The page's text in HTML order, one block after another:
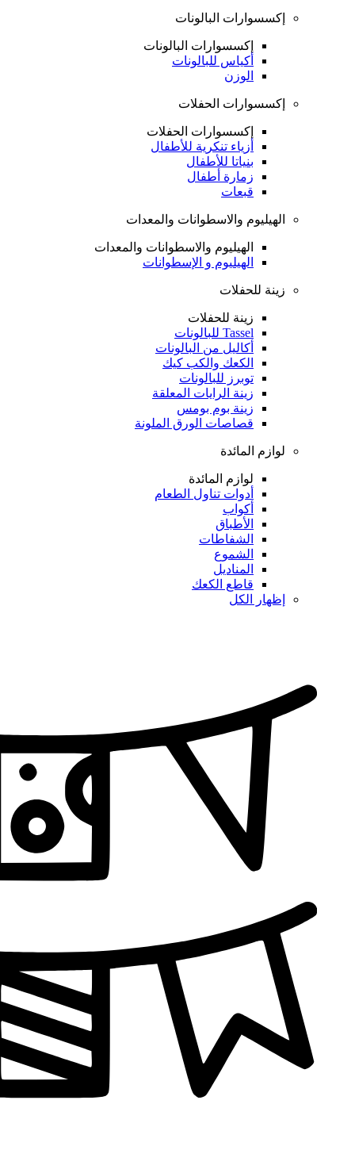
إكسسوارات البالونات
إكسسوارات البالونات
أكياس للبالونات
الوزن
إكسسوارات الحفلات
إكسسوارات الحفلات
أزياء تنكرية للأطفال
بنياتا للأطفال
زمارة أطفال
قبعات
الهيليوم والاسطوانات والمعدات
الهيليوم والاسطوانات والمعدات
الهيليوم و الإسطوانات
زينة للحفلات
زينة للحفلات
Tassel للبالونات
أكاليل من البالونات
الكعك والكب كيك
توبرز للبالونات
زينة الرايات المعلقة
زينة بوم بومس
قصاصات الورق الملونة
لوازم المائدة
لوازم المائدة
أدوات تناول الطعام
أكواب
الأطباق
الشفاطات
الشموع
المناديل
قاطع الكعك
إظهار الكل